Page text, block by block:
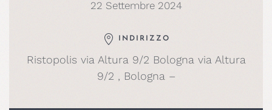
22 Settembre 2024
INDIRIZZO
Ristopolis via Altura 9/2 Bologna via Altura
9/2 , Bologna –